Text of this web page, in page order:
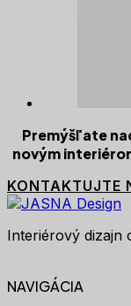
Premýšľate
novým
KONTAKTUJTE
Interiérový dizajn
NAVIGÁCIA